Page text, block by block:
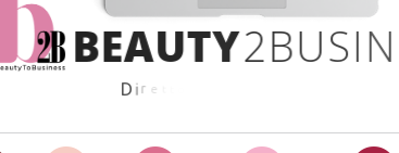
BEAUTY2BUSIN
Dir e